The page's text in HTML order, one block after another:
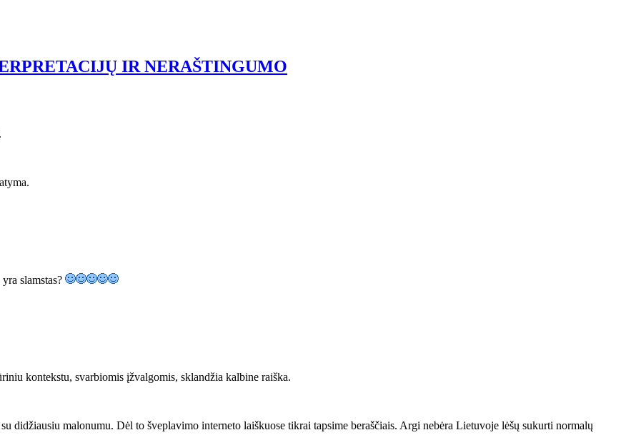
IR NERAŠTINGUMO
slamstas?
kontekstu, svarbiomis įžvalgomis, sklandžia kalbine raiška.
didžiausiu malonumu. Dėl to šveplavimo interneto laiškuose tikrai tapsime beraščiais. Argi nebėra Lietuvoje lėšų sukurti normalų